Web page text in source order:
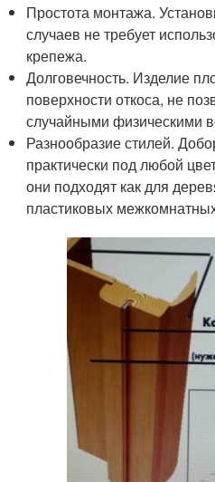
Простота монтажа.
случаев не требует
крепежа.
Долговечность. Изделие
поверхности откоса, не
случайными физическими
Разнообразие стилей.
практически под любой
они подходят как для
пластиковых